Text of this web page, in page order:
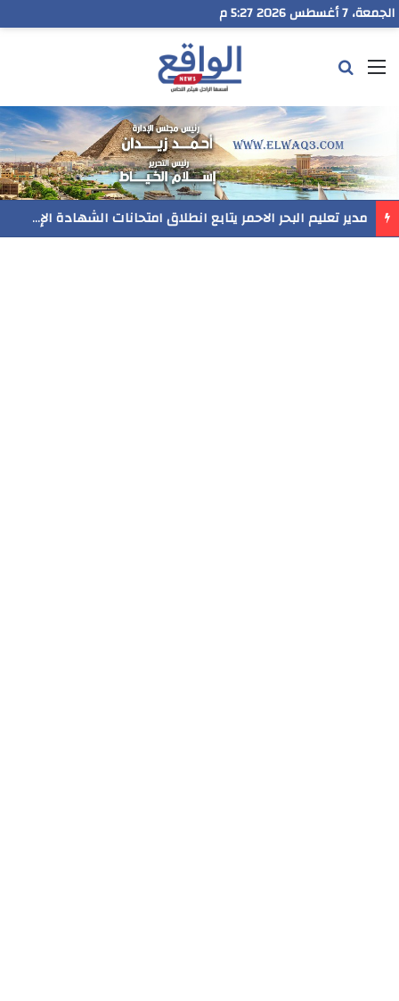
الجمعة، 7 أغسطس 2026 5:27 م
القائمة
مدير تعليم البحر الاحمر يتابع انطلاق امتحانات الشهادة الإعدادية ويؤكد: الانضباط